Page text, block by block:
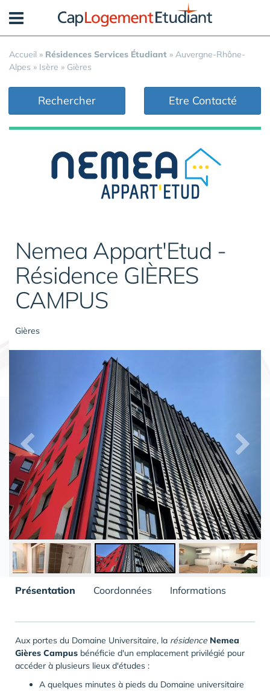
Accueil » Résidences Services Étudiant » Auvergne-Rhône-
Alpes » Isère » Gières
Rechercher Etre Contacté
Nemea Appart'Etud -
Résidence GIÈRES
CAMPUS
Gières
Présentation Coordonnées Informations
Aux portes du Domaine Universitaire, la résidence Nemea
Gières Campus bénéficie d'un emplacement privilégié pour
accéder à plusieurs lieux d'études :
A quelques minutes à pieds du Domaine universitaire